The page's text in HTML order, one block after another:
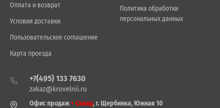
Оплата и возврат
Условия доставки
Пользовательское соглашение
Карта проезда
Политика обработки
персональных данных
+7(495) 133 7630
zakaz@krovelnii.ru
Офис продаж+ Склад, г. Щербинка, Южная 10